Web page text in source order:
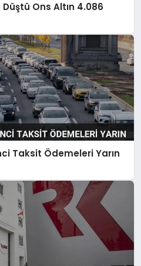
Ons Altın 4.086
Taksit Ödemeleri Yarın